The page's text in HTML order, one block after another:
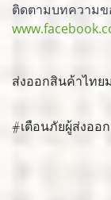
ติดตามบทความข
ส่งออกสินค้าไทย
#เตือนภัยผู้ส่งออก